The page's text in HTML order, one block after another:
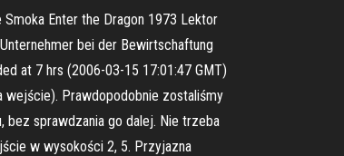
Enter the Dragon 1973 Lektor
bei der Bewirtschaftung
at 7 hrs (2006-03-15 17:01:47 GMT)
wejście). Prawdopodobnie zostaliśmy
bez sprawdzania go dalej. Nie trzeba
w wysokości 2, 5. Przyjazna